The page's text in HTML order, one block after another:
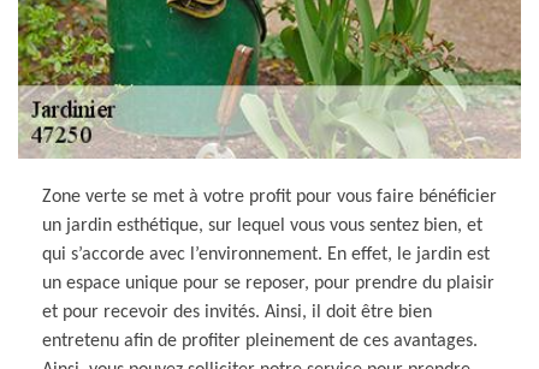
Zone verte se met à votre profit pour vous faire bénéficier
un jardin esthétique, sur lequel vous vous sentez bien, et
qui s’accorde avec l’environnement. En effet, le jardin est
un espace unique pour se reposer, pour prendre du plaisir
et pour recevoir des invités. Ainsi, il doit être bien
entretenu afin de profiter pleinement de ces avantages.